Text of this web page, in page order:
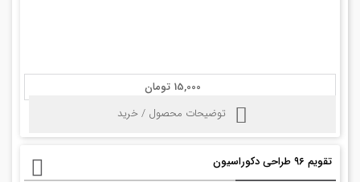
15,000 تومان
توضیحات محصول / خرید
تقویم ۹۶ طراحی دکوراسیون